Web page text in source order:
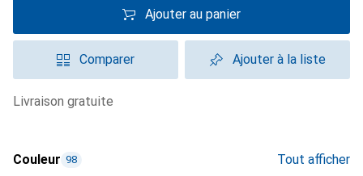
Ajouter au panier
Comparer Ajouter à la liste
livraison gratuite
Couleur 98 Tout afficher